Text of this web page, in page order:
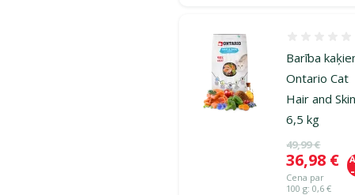
Barība
Ontario Cat
Hair and
6,5 kg
Oriģinālā
49,99 €
Cena
36,98 €
Cena par
100 g: 0,6 €